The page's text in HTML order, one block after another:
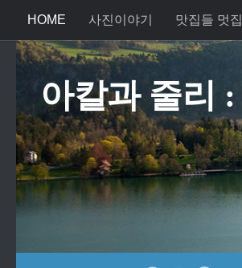
Skip to content
HOME 사진이야기 맛집들 멋
아칼과 줄리